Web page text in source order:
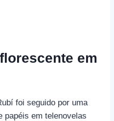
em
foi seguido por uma
papéis em telenovelas